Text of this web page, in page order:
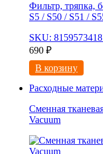
Фильтр, тряпка,
S5 / S50 / S51 /
SKU:
690 ₽
В корзину
Расходные
Сменная
Vacuum